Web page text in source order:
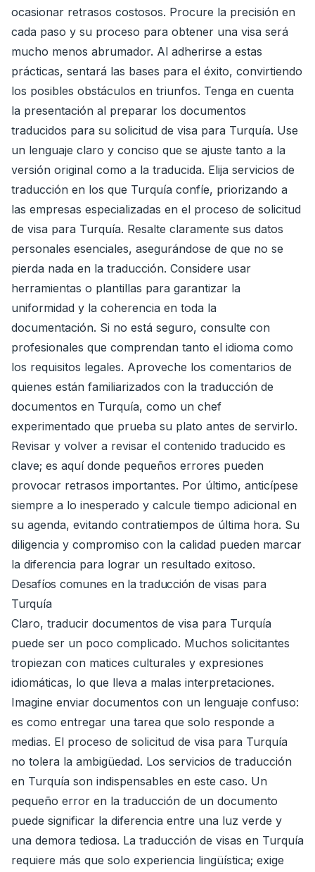
ocasionar retrasos costosos. Procure la precisión en
cada paso y su proceso para obtener una visa será
mucho menos abrumador. Al adherirse a estas
prácticas, sentará las bases para el éxito, convirtiendo
los posibles obstáculos en triunfos. Tenga en cuenta
la presentación al preparar los documentos
traducidos para su solicitud de visa para Turquía. Use
un lenguaje claro y conciso que se ajuste tanto a la
versión original como a la traducida. Elija servicios de
traducción en los que Turquía confíe, priorizando a
las empresas especializadas en el proceso de solicitud
de visa para Turquía. Resalte claramente sus datos
personales esenciales, asegurándose de que no se
pierda nada en la traducción. Considere usar
herramientas o plantillas para garantizar la
uniformidad y la coherencia en toda la
documentación. Si no está seguro, consulte con
profesionales que comprendan tanto el idioma como
los requisitos legales. Aproveche los comentarios de
quienes están familiarizados con la traducción de
documentos en Turquía, como un chef
experimentado que prueba su plato antes de servirlo.
Revisar y volver a revisar el contenido traducido es
clave; es aquí donde pequeños errores pueden
provocar retrasos importantes. Por último, anticípese
siempre a lo inesperado y calcule tiempo adicional en
su agenda, evitando contratiempos de última hora. Su
diligencia y compromiso con la calidad pueden marcar
la diferencia para lograr un resultado exitoso.
Desafíos comunes en la traducción de visas para
Turquía
Claro, traducir documentos de visa para Turquía
puede ser un poco complicado. Muchos solicitantes
tropiezan con matices culturales y expresiones
idiomáticas, lo que lleva a malas interpretaciones.
Imagine enviar documentos con un lenguaje confuso:
es como entregar una tarea que solo responde a
medias. El proceso de solicitud de visa para Turquía
no tolera la ambigüedad. Los servicios de traducción
en Turquía son indispensables en este caso. Un
pequeño error en la traducción de un documento
puede significar la diferencia entre una luz verde y
una demora tediosa. La traducción de visas en Turquía
requiere más que solo experiencia lingüística; exige